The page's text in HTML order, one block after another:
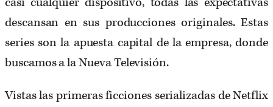
descansan en sus producciones originales. Estas
series son la apuesta capital de la empresa, donde
buscamos a la Nueva Televisión.
Vistas las primeras ficciones serializadas de Netflix